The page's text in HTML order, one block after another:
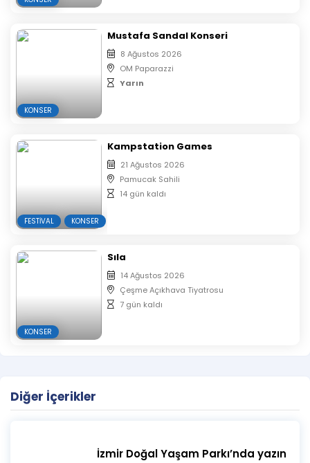
KONSER
Mustafa Sandal Konseri
8 Ağustos 2026
OM Paparazzi
Yarın
FESTIVAL KONSER
Kampstation Games
21 Ağustos 2026
Pamucak Sahili
14 gün kaldı
KONSER
Sıla
14 Ağustos 2026
Çeşme Açıkhava Tiyatrosu
7 gün kaldı
Diğer İçerikler
İzmir Doğal Yaşam Parkı’nda yazın